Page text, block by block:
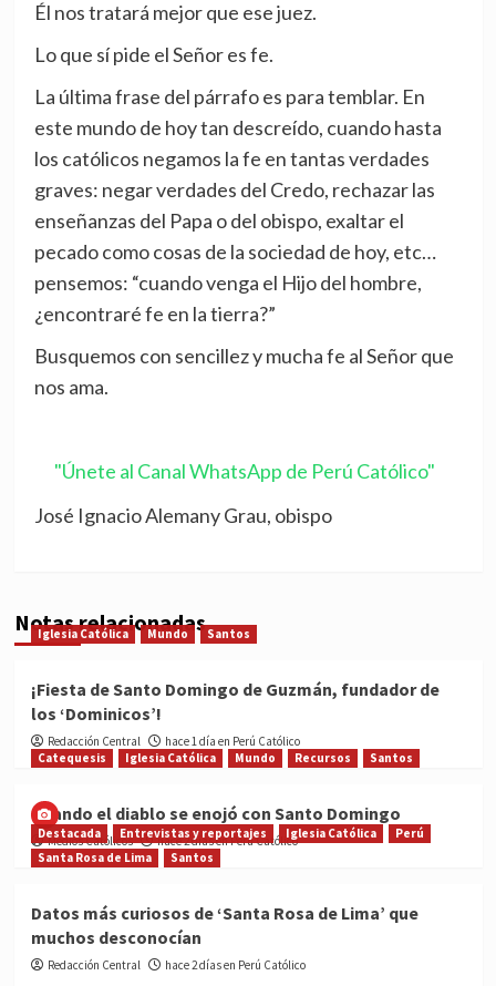
Él nos tratará mejor que ese juez.
Lo que sí pide el Señor es fe.
La última frase del párrafo es para temblar. En
este mundo de hoy tan descreído, cuando hasta
los católicos negamos la fe en tantas verdades
graves: negar verdades del Credo, rechazar las
enseñanzas del Papa o del obispo, exaltar el
pecado como cosas de la sociedad de hoy, etc…
pensemos: “cuando venga el Hijo del hombre,
¿encontraré fe en la tierra?”
Busquemos con sencillez y mucha fe al Señor que
nos ama.
"Únete al Canal WhatsApp de Perú Católico"
José Ignacio Alemany Grau, obispo
Notas relacionadas
Iglesia Católica Mundo Santos
¡Fiesta de Santo Domingo de Guzmán, fundador de
los ‘Dominicos’!
Redacción Central
hace 1 día en Perú Católico
Catequesis
Iglesia Católica Mundo Recursos Santos
Cuando el diablo se enojó con Santo Domingo
Medios Católicos hace 2 días en Perú Católico
Destacada Entrevistas y reportajes Iglesia Católica
Perú
Santa Rosa de Lima
Santos
Datos más curiosos de ‘Santa Rosa de Lima’ que
muchos desconocían
Redacción Central hace 2 días en Perú Católico